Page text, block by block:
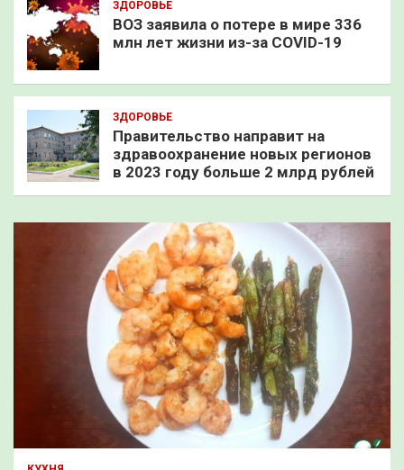
ЗДОРОВЬЕ
ВОЗ заявила о потере в мире 336
млн лет жизни из-за COVID-19
ЗДОРОВЬЕ
Правительство направит на
здравоохранение новых регионов
в 2023 году больше 2 млрд рублей